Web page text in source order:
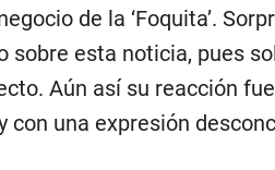
de la ‘Foquita’.
sobre esta noticia, pues
Aún así su reacción
con una expresión